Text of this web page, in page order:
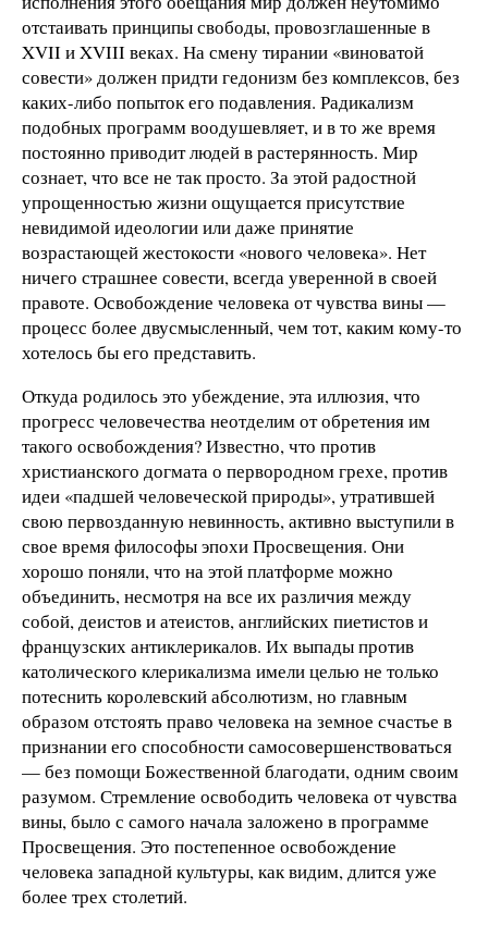
отстаивать принципы свободы, провозглашенные в
XVII и XVIII веках. На смену тирании «виноватой
совести» должен придти гедонизм без комплексов, без
каких-либо попыток его подавления. Радикализм
подобных программ воодушевляет, и в то же время
постоянно приводит людей в растерянность. Мир
сознает, что все не так просто. За этой радостной
упрощенностью жизни ощущается присутствие
невидимой идеологии или даже принятие
возрастающей жестокости «нового человека». Нет
ничего страшнее совести, всегда уверенной в своей
правоте. Освобождение человека от чувства вины —
процесс более двусмысленный, чем тот, каким кому-то
хотелось бы его представить.
Откуда родилось это убеждение, эта иллюзия, что
прогресс человечества неотделим от обретения им
такого освобождения? Известно, что против
христианского догмата о первородном грехе, против
идеи «падшей человеческой природы», утратившей
свою первозданную невинность, активно выступили в
свое время философы эпохи Просвещения. Они
хорошо поняли, что на этой платформе можно
объединить, несмотря на все их различия между
собой, деистов и атеистов, английских пиетистов и
французских антиклерикалов. Их выпады против
католического клерикализма имели целью не только
потеснить королевский абсолютизм, но главным
образом отстоять право человека на земное счастье в
признании его способности самосовершенствоваться
— без помощи Божественной благодати, одним своим
разумом. Стремление освободить человека от чувства
вины, было с самого начала заложено в программе
Просвещения. Это постепенное освобождение
человека западной культуры, как видим, длится уже
более трех столетий.